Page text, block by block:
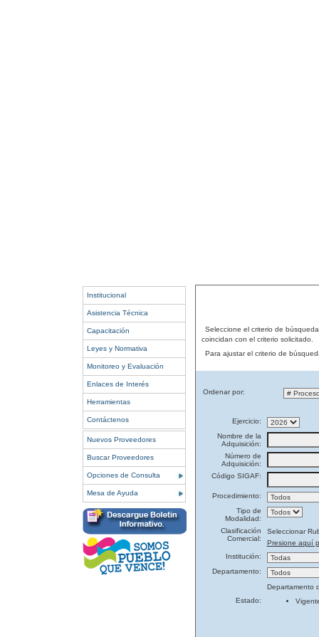
Institucional
Asistencia Técnica
Capacitación
Leyes y Normativa
Monitoreo y Evaluación
Enlaces de Interés
Herramientas
Contáctenos
Nuevos Proveedores
Buscar Proveedores
Opciones de Consulta
Mesa de Ayuda
Seleccione el criterio de
coincidan con el criterio solicitado.
Para ajustar el criterio de
Ordenar por:
Ejercicio:
Nombre de la
Adquisición:
Número de
Adquisición:
Código SIGAF:
Procedimiento:
Tipo de
Modalidad:
Clasificación
Comercial:
Seleccionar
Presione aquí
Institución:
Departamento:
Departamento
Estado: